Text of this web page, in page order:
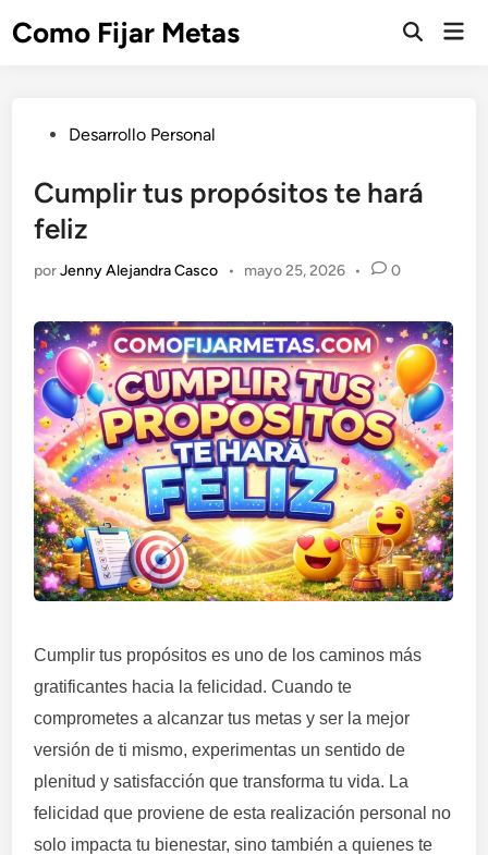
Como Fijar Metas
Abrir
Publicado
Desarrollo Personal
Cumplir tus propósitos te hará
feliz
porJenny Alejandra Casco • mayo 25, 2026 • 0
Cumplir tus propósitos es uno de los caminos más
gratificantes hacia la felicidad. Cuando te
comprometes a alcanzar tus metas y ser la mejor
versión de ti mismo, experimentas un sentido de
plenitud y satisfacción que transforma tu vida. La
felicidad que proviene de esta realización personal no
solo impacta tu bienestar, sino también a quienes te